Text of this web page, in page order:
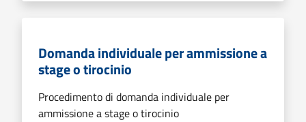
Domanda individuale per ammissione a
stage o tirocinio
Procedimento di domanda individuale per
ammissione a stage o tirocinio